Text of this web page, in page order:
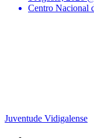
Centro Nacional
Juventude Vidigalense